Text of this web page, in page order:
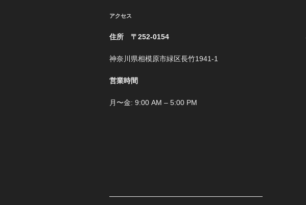
ー
アクセス
住所 〒252-0154
神奈川県相模原市緑区長竹1941-1
営業時間
月〜金: 9:00 AM – 5:00 PM